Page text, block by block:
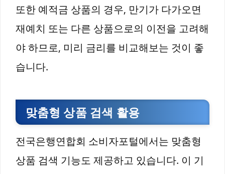
또한 예적금 상품의 경우, 만기가 다가오면
재예치 또는 다른 상품으로의 이전을 고려해
야 하므로, 미리 금리를 비교해보는 것이 좋
습니다.
맞춤형 상품 검색 활용
전국은행연합회 소비자포털에서는 맞춤형
상품 검색 기능도 제공하고 있습니다. 이 기